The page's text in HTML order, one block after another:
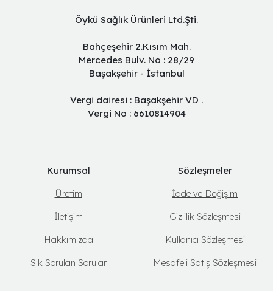
Öykü Sağlık Ürünleri Ltd.Şti.
Bahçeşehir 2.Kısım Mah.
Mercedes Bulv. No : 28/29
Başakşehir - İstanbul
Vergi dairesi : Başakşehir VD .
Vergi No : 6610814904
Kurumsal
Üretim
İletişim
Hakkımızda
Sık Sorulan Sorular
Sözleşmeler
İade ve Değişim
Gizlilik Sözleşmesi
Kullanıcı Sözleşmesi
Mesafeli Satış Sözleşmesi